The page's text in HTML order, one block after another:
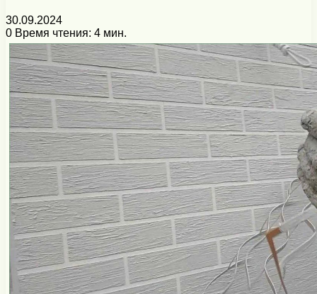
30.09.2024
0 Время чтения: 4 мин.